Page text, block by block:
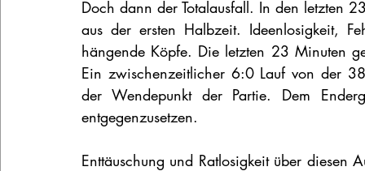
Doch dann der Totalausfall. In den letzten
aus der ersten Halbzeit. Ideenlosigkeit,
hängende Köpfe. Die letzten 23 Minuten
Ein zwischenzeitlicher 6:0 Lauf von der
der Wendepunkt der Partie. Dem
entgegenzusetzen.
Enttäuschung und Ratlosigkeit über diesen